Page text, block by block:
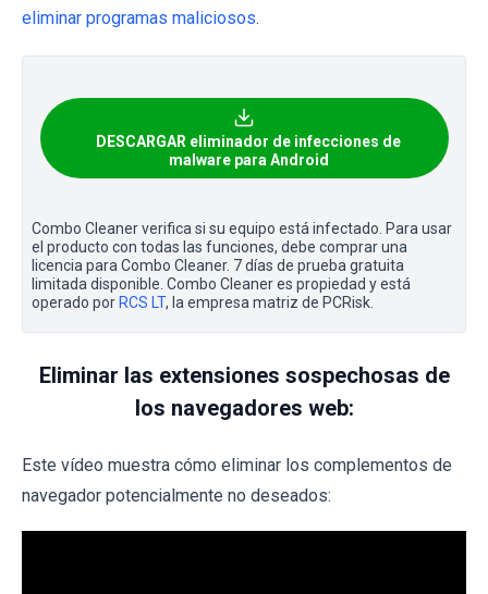
eliminar programas maliciosos.
DESCARGAR eliminador de infecciones de
malware para Android
Combo Cleaner verifica si su equipo está infectado. Para usar
el producto con todas las funciones, debe comprar una
licencia para Combo Cleaner. 7 días de prueba gratuita
limitada disponible. Combo Cleaner es propiedad y está
operado por RCS LT, la empresa matriz de PCRisk.
Eliminar las extensiones sospechosas de
los navegadores web:
Este vídeo muestra cómo eliminar los complementos de
navegador potencialmente no deseados: